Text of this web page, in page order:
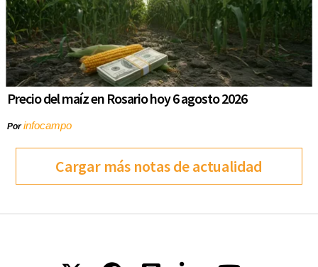
Precio del maíz en Rosario hoy 6 agosto 2026
Porinfocampo
Cargar más notas de actualidad